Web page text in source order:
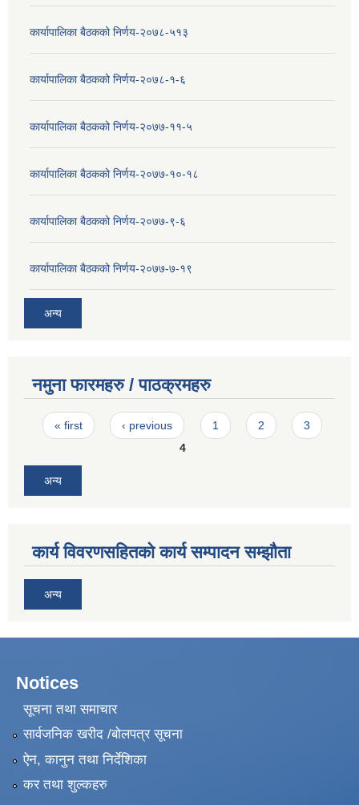
कार्यापालिका बैठकको निर्णय-२०७८-५१३
कार्यापालिका बैठकको निर्णय-२०७८-१-६
कार्यापालिका बैठकको निर्णय-२०७७-११-५
कार्यापालिका बैठकको निर्णय-२०७७-१०-१८
कार्यापालिका बैठकको निर्णय-२०७७-९-६
कार्यापालिका बैठकको निर्णय-२०७७-७-१९
अन्य
नमुना फारमहरु / पाठक्रमहरु
Pages
« first ‹ previous 1 2
3
4
अन्य
कार्य विवरणसहितको कार्य सम्पादन सम्झौता
अन्य
Notices
सूचना तथा समाचार
सार्वजनिक खरीद /बोलपत्र सूचना
ऐन, कानुन तथा निर्देशिका
कर तथा शुल्कहरु